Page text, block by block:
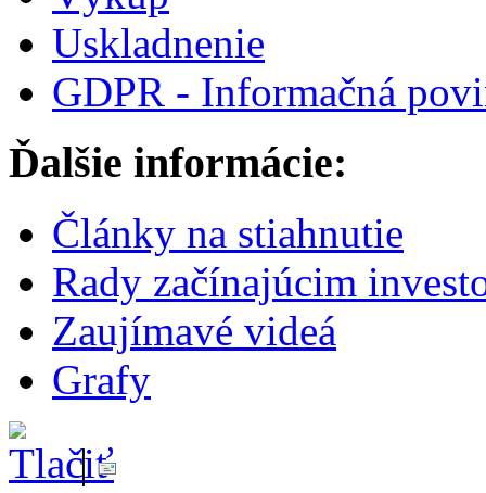
Uskladnenie
GDPR - Informačná
Ďalšie informácie:
Články na stiahnutie
Rady začínajúcim
Zaujímavé videá
Grafy
|